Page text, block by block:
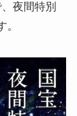
夜間特別